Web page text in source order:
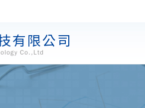
有限公司
Co.,Ltd